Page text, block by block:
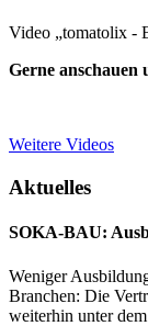
Video „tomatolix -
Gerne anschauen
Weitere Videos
Aktuelles
SOKA-BAU:
Weniger
Branchen: Die
weiterhin unter